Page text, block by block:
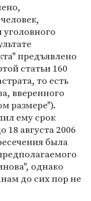
предъявлено
статьи 160
то есть
вверенного
размере").
ему срок
августа 2006
была
однако
до сих пор не